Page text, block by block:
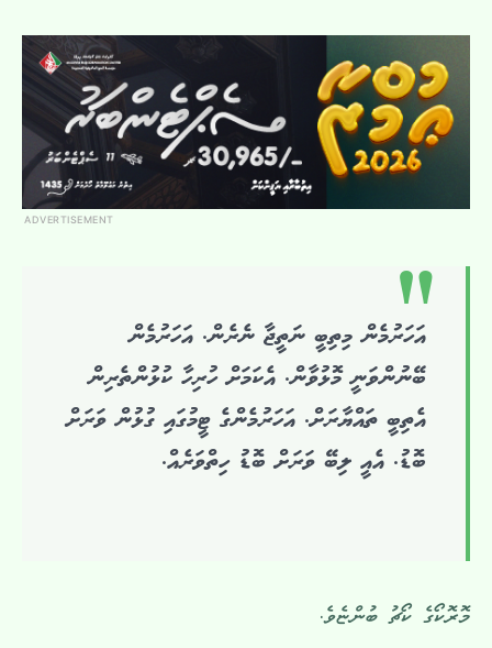
ADVERTISEMENT
އަހަރުމެން މިތިބީ ނަތީޖާ ނެރެން. އަހަރުމެން
ބޭނުންވަނީ މޮޅުވާން. އެކަމަށް ހުރިހާ ކުޅުންތެރިން
އެތިބީ ތައްޔާރަށް. އަހަރުމެންގެ ޓީމުގައި ގުޅުން ވަރަށް
ބޮޑު. އެއީ ލިބޭ ވަރަށް ބޮޑު ހިތްވަރެއް.
މޮރޮކޯގެ ކޯޗު ބުންޏެވެ.